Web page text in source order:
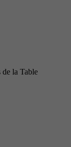
la Table